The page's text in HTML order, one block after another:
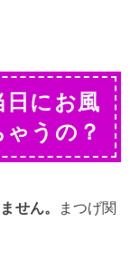
日にお風
うの？
せん。
まつげ関